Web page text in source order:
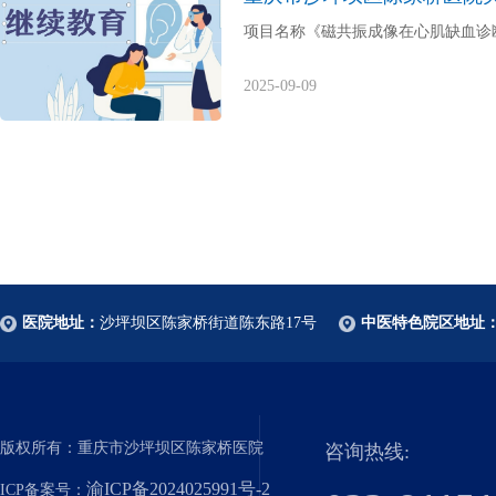
项目名称《磁共振成像在心肌缺血
2025-09-09
医院地址： 沙坪坝区陈家桥街道陈东路17号 中医特色院区地址
版权所有：重庆市沙坪坝区陈家桥医院
ICP备案号： 渝ICP备2024025991号-2
咨询热线: